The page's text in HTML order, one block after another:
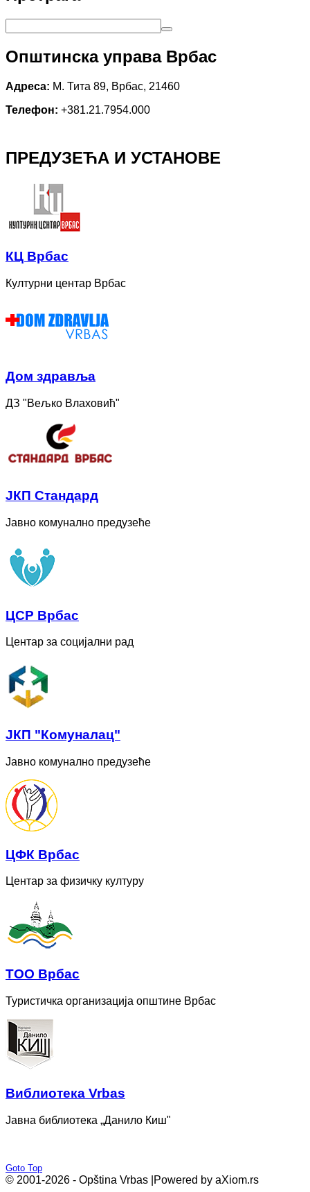
Општинска управа Врбас
Адреса: М. Тита 89, Врбас, 21460
Телефон: +381.21.7954.000
ПРЕДУЗЕЋА И УСТАНОВЕ
КЦ Врбас
Културни центар Врбас
Дом здравља
ДЗ "Вељко Влаховић"
ЈКП Стандард
Јавно комунално предузеће
ЦСР Врбас
Центар за социјални рад
ЈКП "Комуналац"
Јавно комунално предузеће
ЦФК Врбас
Центар за физичку културу
ТОО Врбас
Туристичка организација општине Врбас
Bиблиотека Vrbas
Јавна библиотека „Данило Киш"
Goto Top
© 2001-2026 - Opština Vrbas | Powered by aXiom.rs